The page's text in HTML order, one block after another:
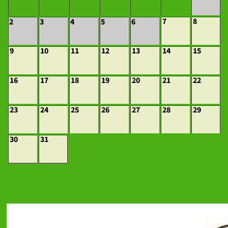
2 3 4 5 6 7 8
9 10 11 12 13 14 15
16 17 18 19 20 21 22
23 24 25 26 27 28 29
30 31